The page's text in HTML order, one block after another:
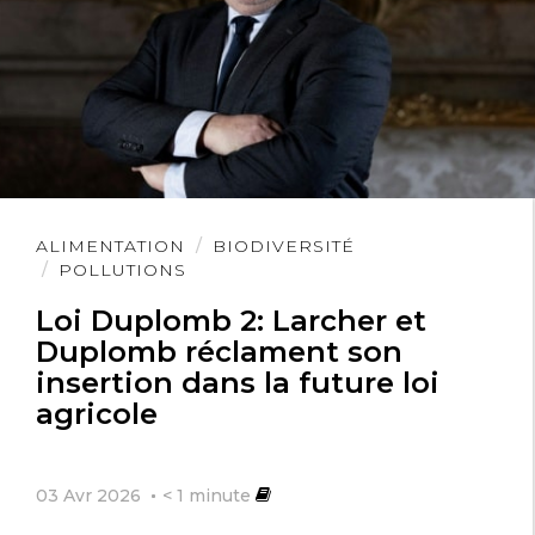
ALIMENTATION
BIODIVERSITÉ
POLLUTIONS
Loi Duplomb 2: Larcher et
Duplomb réclament son
insertion dans la future loi
agricole
03 Avr 2026 < 1 minute
Lire
l'article